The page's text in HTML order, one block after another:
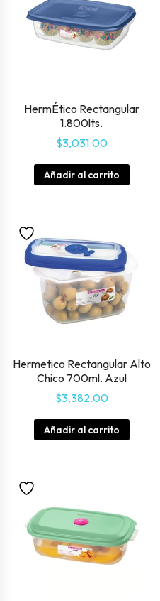
HermÉtico Rectangular
1.800lts.
$3,031.00
Añadir al carrito
Hermetico Rectangular Alto
Chico 700ml. Azul
$3,382.00
Añadir al carrito